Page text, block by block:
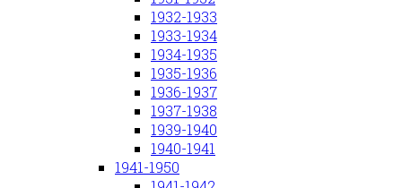
1932-1933
1933-1934
1934-1935
1935-1936
1936-1937
1937-1938
1939-1940
1940-1941
1941-1950